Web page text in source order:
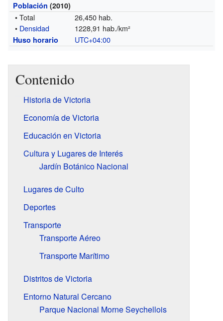
Población (2010)
• Total
26,450 hab.
• Densidad 1228,91 hab./km²
Huso horario UTC+04:00
Contenido
Historia de Victoria
Economía de Victoria
Educación en Victoria
Cultura y Lugares de Interés
Jardín Botánico Nacional
Lugares de Culto
Deportes
Transporte
Transporte Aéreo
Transporte Marítimo
Distritos de Victoria
Entorno Natural Cercano
Parque Nacional Morne Seychellois